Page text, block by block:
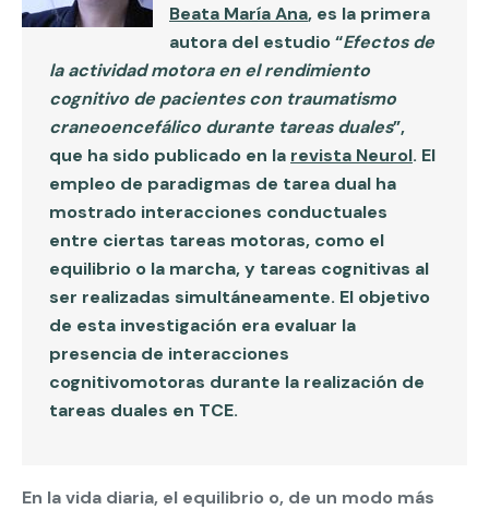
Beata María Ana, es la primera
autora del estudio “Efectos de
la actividad motora en el rendimiento
cognitivo de pacientes con traumatismo
craneoencefálico durante tareas duales”,
que ha sido publicado en la revista Neurol. El
empleo de paradigmas de tarea dual ha
mostrado interacciones conductuales
entre ciertas tareas motoras, como el
equilibrio o la marcha, y tareas cognitivas al
ser realizadas simultáneamente. El objetivo
de esta investigación era evaluar la
presencia de interacciones
cognitivomotoras durante la realización de
tareas duales en TCE.
En la vida diaria, el equilibrio o, de un modo más